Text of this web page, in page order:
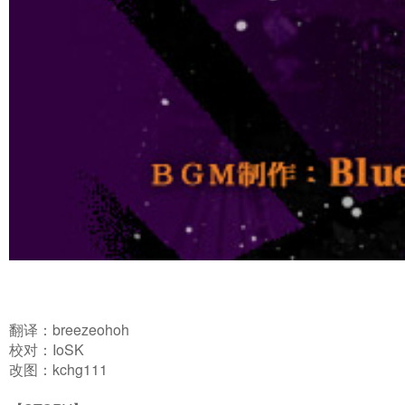
翻译：breezeohoh
校对：IoSK
改图：kchg111